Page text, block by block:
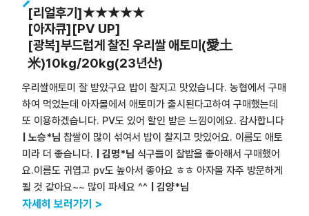
[리얼후기]★★★★★
[아자큐][PV UP]
[광복]부드럽게 찰진 우리쌀 애토미(愛土
米)10kg/20kg(23년산)
우리쌀애토미 잘 받았구요 밥이 찰지고 맛있습니다. 농협에서 구매
하여 먹었는데 아자몰에서 애토미가 출시된다고하여 구매했는데
또 이용하겠습니다. PV도 있어 할인 받은 느낌이에요. 감사합니다
| 노승*님 찹쌀이 많이 섞여서 밥이 찰지고 맛있어요. 이름도 애토
미라 더 좋습니다.
| 김명*님 식구들이 찰밥을 좋아해서 구매했어
요.이름도 귀엽고 pv도 높아서 좋아요 ㅎㅎ 아자몰 자주 방문하게
될 것 같아요~~ 많이 파세요 ^^
| 김양*님
자세히 보러가기 >